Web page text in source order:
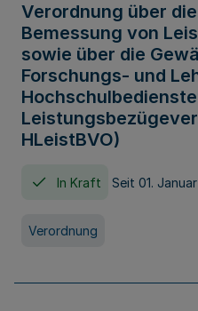
Verordnung über
Bemessung von
sowie über die
Forschungs- und
HLeistBVO)
In Kraft Seit 01.
Verordnung